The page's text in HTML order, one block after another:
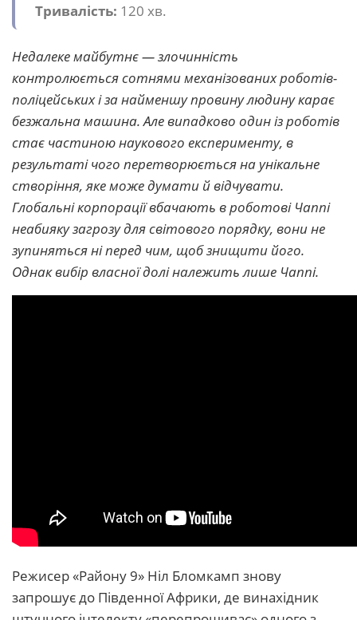
Тривалість: 120 хв.
Недалеке майбутнє — злочинність
контролюється сотнями механізованих роботів-
поліцейських і за найменшу провину людину карає
безжальна машина. Але випадково один із роботів
стає частиною наукового експерименту, в
результаті чого перетворюється на унікальне
створіння, яке може думати й відчувати.
Глобальні корпорації вбачають в роботові Чаппі
неабияку загрозу для світового порядку, вони не
зупиняться ні перед чим, щоб знищити його.
Однак вибір власної долі належить лише Чаппі.
Режисер «Району 9» Ніл Бломкамп знову
запрошує до Південної Африки, де винахідник